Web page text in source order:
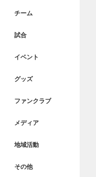
チーム
試合
イベント
グッズ
ファンクラブ
メディア
地域活動
その他